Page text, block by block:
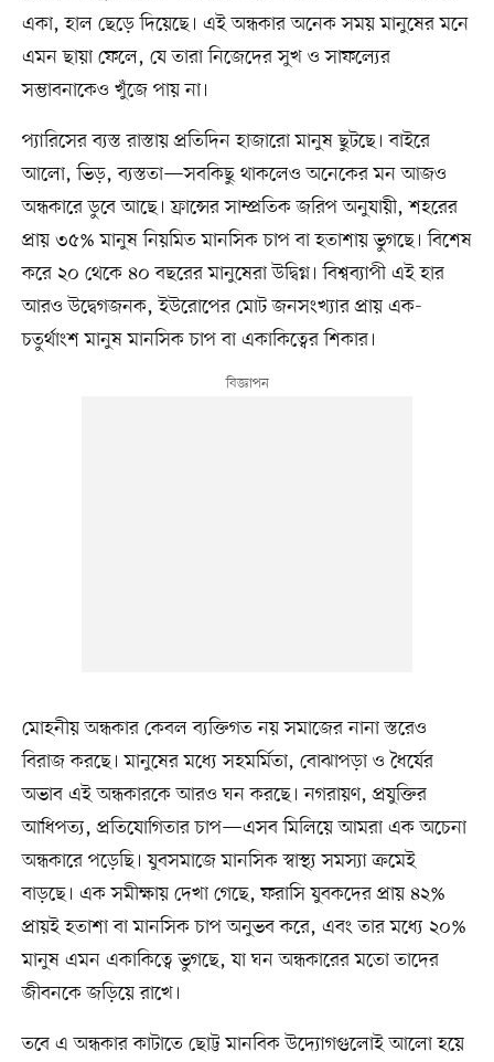
একা, হাল ছেড়ে দিয়েছে। এই অন্ধকার অনেক সময় মানুষের মনে
এমন ছায়া ফেলে, যে তারা নিজেদের সুখ ও সাফল্যের
সম্ভাবনাকেও খুঁজে পায় না।
প্যারিসের ব্যস্ত রাস্তায় প্রতিদিন হাজারো মানুষ ছুটছে। বাইরে
আলো, ভিড়, ব্যস্ততা—সবকিছু থাকলেও অনেকের মন আজও
অন্ধকারে ডুবে আছে। ফ্রান্সের সাম্প্রতিক জরিপ অনুযায়ী, শহরের
প্রায় ৩৫% মানুষ নিয়মিত মানসিক চাপ বা হতাশায় ভুগছে। বিশেষ
করে ২০ থেকে ৪০ বছরের মানুষেরা উদ্বিগ্ন। বিশ্বব্যাপী এই হার
আরও উদ্বেগজনক, ইউরোপের মোট জনসংখ্যার প্রায় এক-
চতুর্থাংশ মানুষ মানসিক চাপ বা একাকিত্বের শিকার।
মোহনীয় অন্ধকার কেবল ব্যক্তিগত নয় সমাজের নানা স্তরেও
বিরাজ করছে। মানুষের মধ্যে সহমর্মিতা, বোঝাপড়া ও ধৈর্যের
অভাব এই অন্ধকারকে আরও ঘন করছে। নগরায়ণ, প্রযুক্তির
আধিপত্য, প্রতিযোগিতার চাপ—এসব মিলিয়ে আমরা এক অচেনা
অন্ধকারে পড়েছি। যুবসমাজে মানসিক স্বাস্থ্য সমস্যা ক্রমেই
বাড়ছে। এক সমীক্ষায় দেখা গেছে, ফরাসি যুবকদের প্রায় ৪২%
প্রায়ই হতাশা বা মানসিক চাপ অনুভব করে, এবং তার মধ্যে ২০%
মানুষ এমন একাকিত্বে ভুগছে, যা ঘন অন্ধকারের মতো তাদের
জীবনকে জড়িয়ে রাখে।
তবে এ অন্ধকার কাটাতে ছোট্ট মানবিক উদ্যোগগুলোই আলো হয়ে